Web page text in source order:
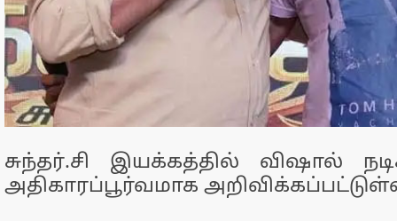
சுந்தர்.சி இயக்கத்தில் விஷால்
அதிகாரப்பூர்வமாக